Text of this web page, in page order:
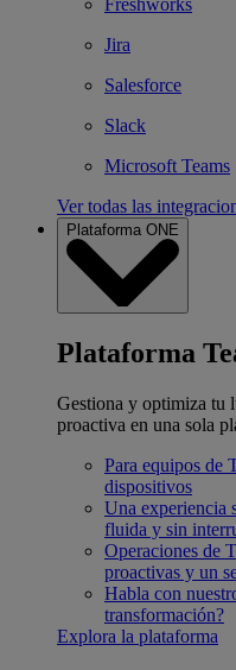
Freshworks
Jira
Salesforce
Slack
Microsoft Teams
Ver todas las
Plataforma ONE
Plataforma
Gestiona y optimiza tu
proactiva en una sola
Para equipos de
dispositivos
Una experiencia
fluida y sin
Operaciones de
proactivas y un
Habla con
transformación?
Explora la plataforma